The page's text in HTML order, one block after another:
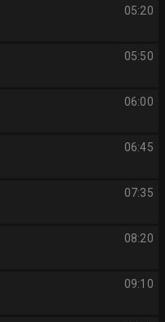
05:20
05:50
06:00
06:45
07:35
08:20
09:10